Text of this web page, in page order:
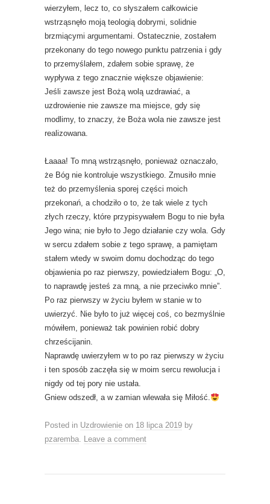
wierzyłem, lecz to, co słyszałem całkowicie
wstrząsnęło moją teologią dobrymi, solidnie
brzmiącymi argumentami. Ostatecznie, zostałem
przekonany do tego nowego punktu patrzenia i gdy
to przemyślałem, zdałem sobie sprawę, że
wypływa z tego znacznie większe objawienie:
Jeśli zawsze jest Bożą wolą uzdrawiać, a
uzdrowienie nie zawsze ma miejsce, gdy się
modlimy, to znaczy, że Boża wola nie zawsze jest
realizowana.
Łaaaa! To mną wstrząsnęło, ponieważ oznaczało,
że Bóg nie kontroluje wszystkiego. Zmusiło mnie
też do przemyślenia sporej części moich
przekonań, a chodziło o to, że tak wiele z tych
złych rzeczy, które przypisywałem Bogu to nie była
Jego wina; nie było to Jego działanie czy wola. Gdy
w sercu zdałem sobie z tego sprawę, a pamiętam
stałem wtedy w swoim domu dochodząc do tego
objawienia po raz pierwszy, powiedziałem Bogu: „O,
to naprawdę jesteś za mną, a nie przeciwko mnie”.
Po raz pierwszy w życiu byłem w stanie w to
uwierzyć. Nie było to już więcej coś, co bezmyślnie
mówiłem, ponieważ tak powinien robić dobry
chrześcijanin.
Naprawdę uwierzyłem w to po raz pierwszy w życiu
i ten sposób zaczęła się w moim sercu rewolucja i
nigdy od tej pory nie ustała.
Gniew odszedł, a w zamian wlewała się Miłość.
Posted in Uzdrowienie on 18 lipca 2019 by
pzaremba. Leave a comment